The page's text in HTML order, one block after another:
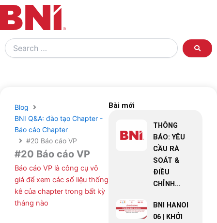
Search
…
Blog
BNI Q&A: đào tạo Chapter -
Báo cáo Chapter
#20 Báo cáo VP
#20 Báo cáo VP
Báo cáo VP là công cụ vô
giá để xem các số liệu thống
kê của chapter trong bất kỳ
tháng nào
Bài mới
THÔNG
BÁO: YÊU
CẦU RÀ
SOÁT &
ĐIỀU
CHỈNH...
BNI HANOI
06 | KHỞI